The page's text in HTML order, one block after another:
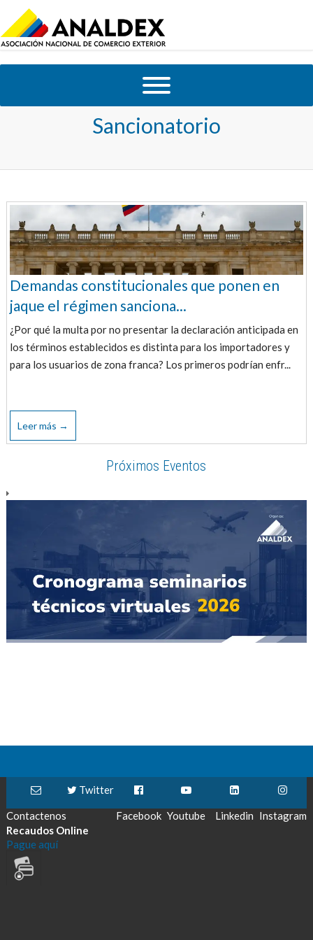
Tag Archives:
Sancionatorio
Demandas constitucionales que ponen en
jaque el régimen sanciona...
¿Por qué la multa por no presentar la declaración anticipada en
los términos establecidos es distinta para los importadores y
para los usuarios de zona franca? Los primeros podrían enfr...
Leer más →
Próximos Eventos
Contactenos
Twitter
Facebook Youtube Linkedin Instagram
Recaudos Online
Pague aquí